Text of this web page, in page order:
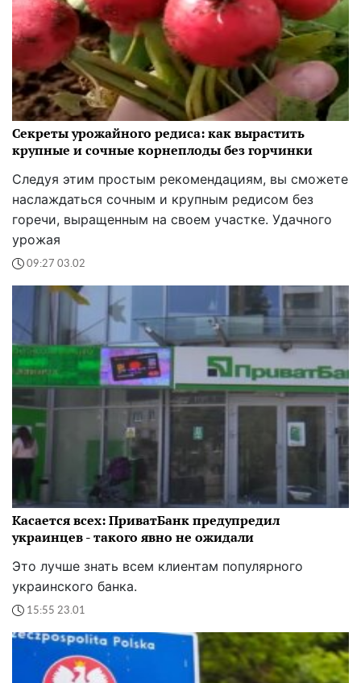
Секреты урожайного редиса: как вырастить
крупные и сочные корнеплоды без горчинки
Следуя этим простым рекомендациям, вы сможете
наслаждаться сочным и крупным редисом без
горечи, выращенным на своем участке. Удачного
урожая
09:27 03.02
Касается всех: ПриватБанк предупредил
украинцев - такого явно не ожидали
Это лучше знать всем клиентам популярного
украинского банка.
15:55 23.01